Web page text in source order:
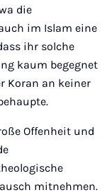
die
im Islam eine
ihr solche
kaum begegnet
Koran an keiner
Offenheit und
mitnehmen.